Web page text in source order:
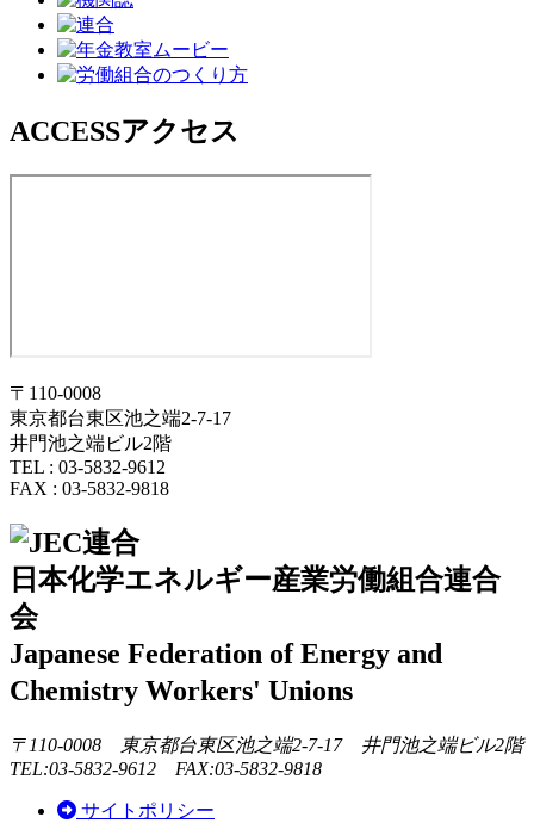
ACCESSアクセス
〒110-0008
東京都台東区池之端2-7-17
井門池之端ビル2階
TEL : 03-5832-9612
FAX : 03-5832-9818
日本化学エネルギー産業労働組合連合
会
Japanese Federation of Energy and
Chemistry Workers' Unions
〒110-0008 東京都台東区池之端2-7-17 井門池之端ビル2階
TEL:03-5832-9612 FAX:03-5832-9818
サイトポリシー